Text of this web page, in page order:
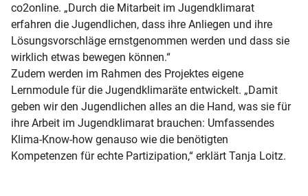
co2online. „Durch die Mitarbeit im Jugendklimarat
erfahren die Jugendlichen, dass ihre Anliegen und ihre
Lösungsvorschläge ernstgenommen werden und dass sie
wirklich etwas bewegen können.“
Zudem werden im Rahmen des Projektes eigene
Lernmodule für die Jugendklimaräte entwickelt. „Damit
geben wir den Jugendlichen alles an die Hand, was sie für
ihre Arbeit im Jugendklimarat brauchen: Umfassendes
Klima-Know-how genauso wie die benötigten
Kompetenzen für echte Partizipation,“ erklärt Tanja Loitz.